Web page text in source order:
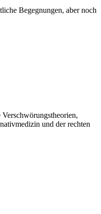
Begegnungen, aber noch
und der rechten